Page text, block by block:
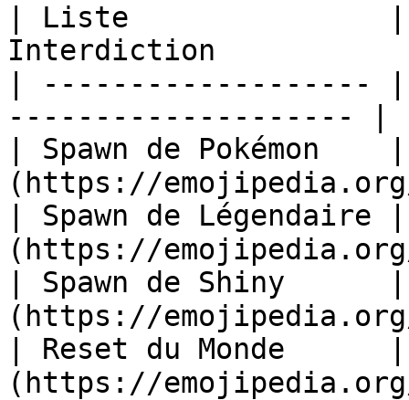
| Liste               |
Interdiction
| -------------------
-------------------- |
| Spawn de Pokémon
(https://
| Spawn de Légendaire
(https://
| Spawn de Shiny
(https://
| Reset du Monde
(https://